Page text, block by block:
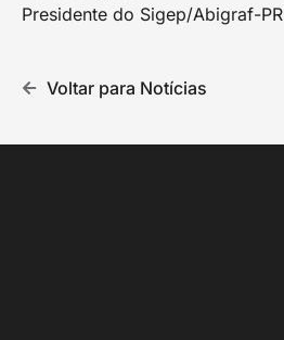
Presidente do Sigep/Abigraf-PR
Voltar para Notícias